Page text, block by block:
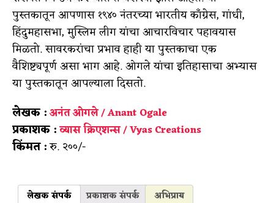
पुस्तकातून आपणास १९४० नंतरच्या भारतीय कॉंग्रेस, गांधी,
हिंदुमहासभा, मुस्लिम लीग यांचा आचारविचार पहावयास
मिळतो. सावरकरांचा प्रभाव हाही या पुस्तकाचा एक
वैशिष्ट्यपूर्ण असा भाग आहे. ओगले यांचा इतिहासाचा अभ्यास
या पुस्तकातून आपल्याला दिसतो.
लेखक :अनंत ओगले / Anant Ogale
प्रकाशक :व्यास क्रिएशन्स / Vyas Creations
किंमत :रु. २००/-
लेखक संपर्क प्रकाशक संपर्क अभिप्राय